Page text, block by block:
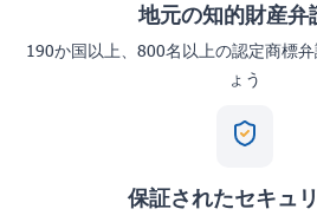
地元の知的財産弁
190か国以上、800名以上の認定商標
ょう
保証されたセキュ